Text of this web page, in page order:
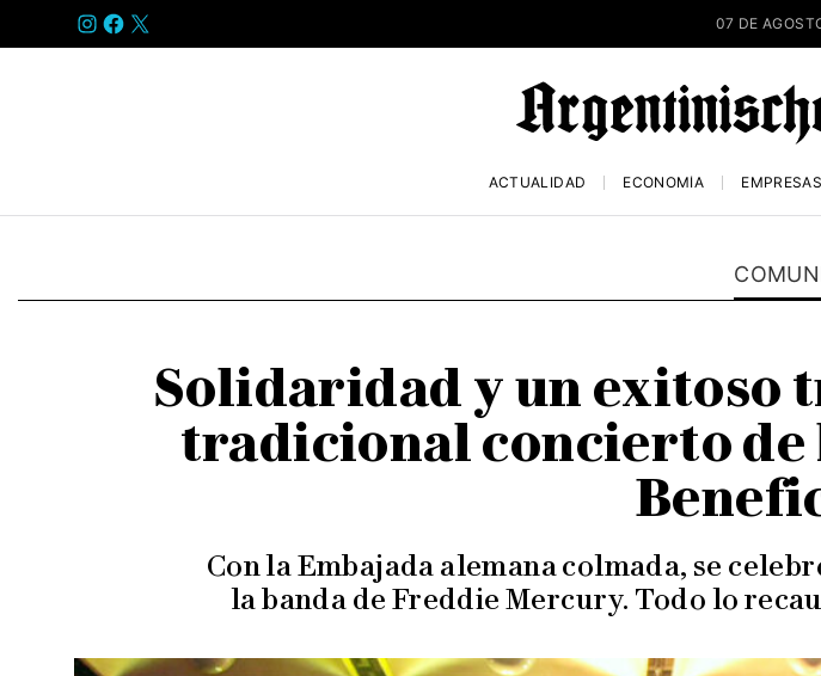
INSTAGRAM
FACEBOOK
X 07 DE
ACTUALIDAD ECONOMÍA EMPRESAS
Solidaridad y un exitoso
tradicional concierto de
Con la Embajada alemana colmada, se
la banda de Freddie Mercury. Todo lo